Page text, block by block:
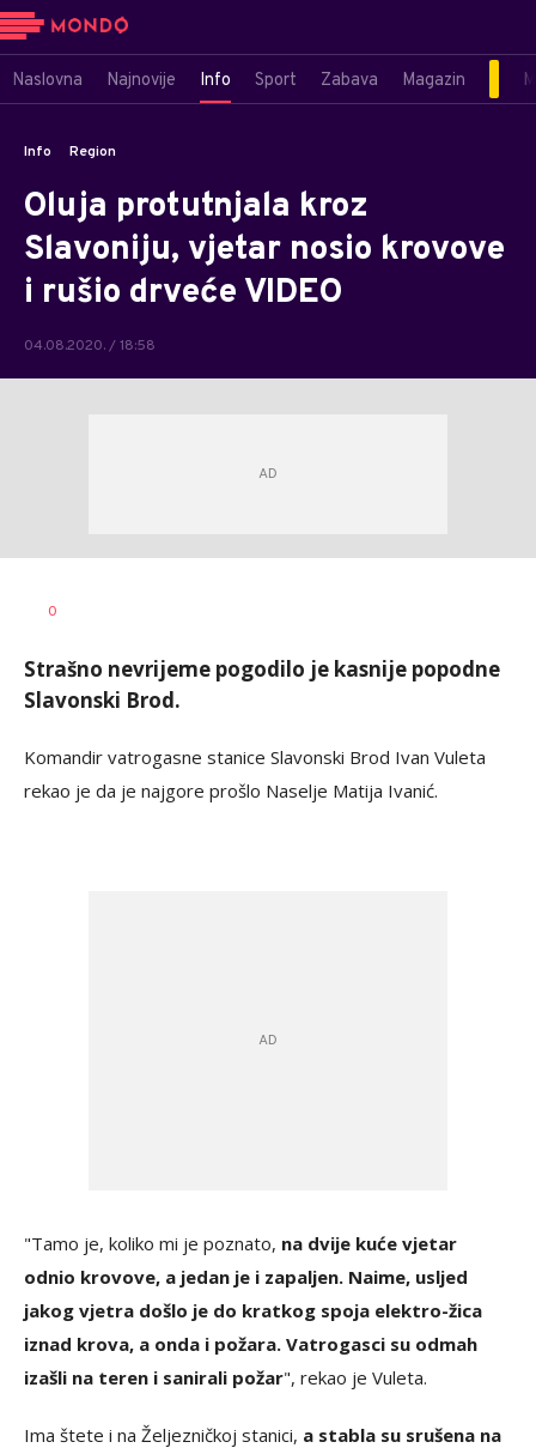
Naslovna Najnovije Info Sport Zabava Magazin
Info Region
Oluja protutnjala kroz
Slavoniju, vjetar nosio krovove
i rušio drveće VIDEO
04.08.2020. / 18:58
AUTOR
0
Strašno nevrijeme pogodilo je kasnije popodne
Slavonski Brod.
Komandir vatrogasne stanice Slavonski Brod Ivan Vuleta
rekao je da je najgore prošlo Naselje Matija Ivanić.
"Tamo je, koliko mi je poznato, na dvije kuće vjetar
odnio krovove, a jedan je i zapaljen. Naime, usljed
jakog vjetra došlo je do kratkog spoja elektro-žica
iznad krova, a onda i požara. Vatrogasci su odmah
izašli na teren i sanirali požar", rekao je Vuleta.
Ima štete i na Željezničkoj stanici, a stabla su srušena na